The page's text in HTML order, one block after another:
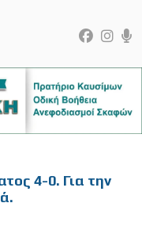
4-0. Για την